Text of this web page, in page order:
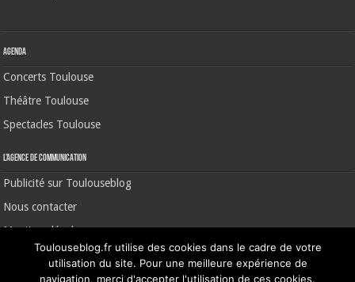
Agenda
Concerts Toulouse
Théâtre Toulouse
Spectacles Toulouse
L’agence de communication
Publicité sur Toulouseblog
Nous contacter
Mentions légales
Toulouseblog.fr utilise des cookies dans le cadre de votre
utilisation du site. Pour une meilleure expérience de
navigation, merci d'accepter l'utilisation de ces cookies.